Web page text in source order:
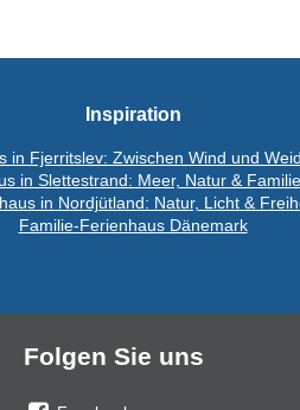
Inspiration
in Fjerritslev: Zwischen Wind und
in Slettestrand: Meer, Natur &
in Nordjütland: Natur, Licht &
Familie-Ferienhaus Dänemark
Folgen Sie uns